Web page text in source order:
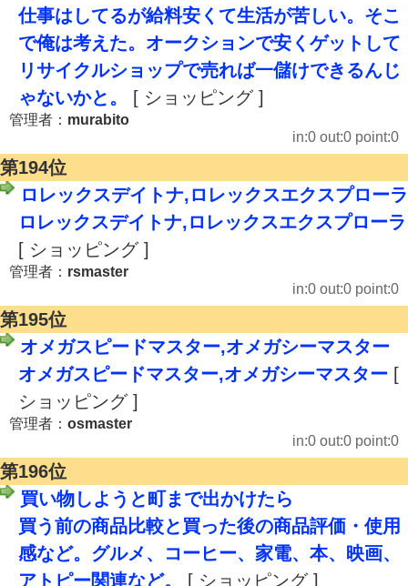
仕事はしてるが給料安くて生活が苦しい。そこ
で俺は考えた。オークションで安くゲットして
リサイクルショップで売れば一儲けできるんじ
ゃないかと。
[ ショッピング ]
管理者： murabito
in:0 out:0 point:0
第194位
ロレックスデイトナ,ロレックスエクスプローラ
ロレックスデイトナ,ロレックスエクスプローラ
[ ショッピング ]
管理者： rsmaster
in:0 out:0 point:0
第195位
オメガスピードマスター,オメガシーマスター
オメガスピードマスター,オメガシーマスター [
ショッピング ]
管理者： osmaster
in:0 out:0 point:0
第196位
買い物しようと町まで出かけたら
買う前の商品比較と買った後の商品評価・使用
感など。グルメ、コーヒー、家電、本、映画、
アトピー関連など。
[ ショッピング ]